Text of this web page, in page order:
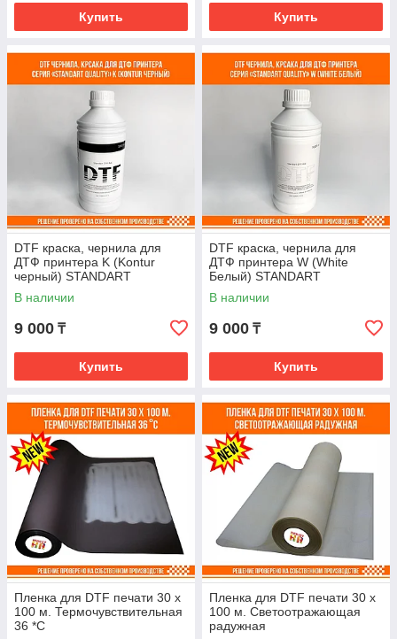
Купить Купить
DTF краска, чернила для
ДТФ принтера K (Kontur
черный) STANDART
В наличии
9 000 ₸
Купить
DTF краска, чернила для
ДТФ принтера W (White
Белый) STANDART
В наличии
9 000 ₸
Купить
Пленка для DTF печати 30 х
100 м. Термочувствительная
36 *С
Пленка для DTF печати 30 х
100 м. Светоотражающая
радужная